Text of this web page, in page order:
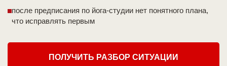
после предписания по йога-студии нет понятного плана,
что исправлять первым
ПОЛУЧИТЬ РАЗБОР СИТУАЦИИ